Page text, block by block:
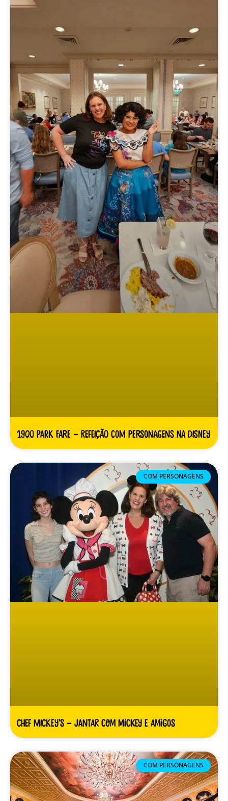
1900 Park Fare – Refeição com personagens na Disney
COM PERSONAGENS
Chef Mickey’s – Jantar com Mickey e amigos
COM PERSONAGENS